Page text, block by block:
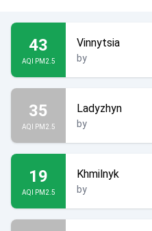
43
AQI PM2.5
Vinnytsia
by
35
AQI PM2.5
Ladyzhyn
by
19
AQI PM2.5
Khmilnyk
by